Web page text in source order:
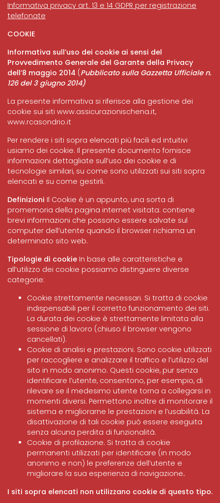
Informativa privacy art. 13 e 14 GDPR per registrazione
telefonate
COOKIE
Informativa sull’uso dei cookie ai sensi del
Provvedimento Generale del Garante della Privacy
dell’8 maggio 2014 (Pubblicato sulla Gazzetta Ufficiale n.
126 del 3 giugno 2014)
La presente informativa si riferisce alla gestione dei
cookie sui siti www.assicurazionischena.it,
www.rcasondrio.it
Per rendere i siti sopra elencati più facili ed intuitivi
usiamo dei cookie. Il presente documento fornisce
informazioni dettagliate sull’uso dei cookie e di
tecnologie similari, su come sono utilizzati sui siti sopra
elencati e su come gestirli.
Definizioni Il Cookie è un appunto, una sorta di
promemoria della pagina internet visitata: contiene
brevi informazioni che possono essere salvate sul
computer dell’utente quando il browser richiama un
determinato sito web.
Tipologie di cookie In base alle caratteristiche e
all’utilizzo dei cookie possiamo distinguere diverse
categorie:
Cookie strettamente necessari. Si tratta di cookie
indispensabili per il corretto funzionamento dei siti.
La durata dei cookie è strettamente limitata alla
sessione di lavoro (chiuso il browser vengono
cancellati).
Cookie di analisi e prestazioni. Sono cookie utilizzati
per raccogliere e analizzare il traffico e l’utilizzo del
sito in modo anonimo. Questi cookie, pur senza
identificare l’utente, consentono, per esempio, di
rilevare se il medesimo utente torna a collegarsi in
momenti diversi. Permettono inoltre di monitorare il
sistema e migliorarne le prestazioni e l’usabilità. La
disattivazione di tali cookie può essere eseguita
senza alcuna perdita di funzionalità.
Cookie di profilazione. Si tratta di cookie
permanenti utilizzati per identificare (in modo
anonimo e non) le preferenze dell’utente e
migliorare la sua esperienza di navigazione.
I siti sopra elencati non utilizzano cookie di questo tipo.